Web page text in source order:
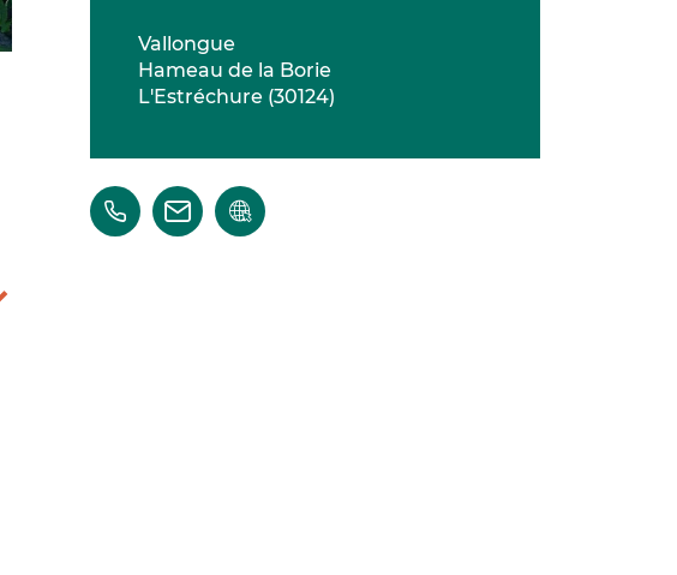
Vallongue
Hameau de la Borie
L'Estréchure (30124)